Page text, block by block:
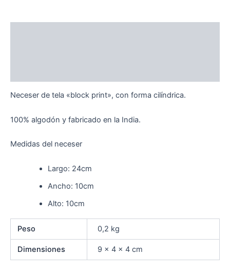
Neceser de tela «block print», con forma cilíndrica.
100% algodón y fabricado en la India.
Medidas del neceser
Largo: 24cm
Ancho: 10cm
Alto: 10cm
Peso 0,2 kg
Dimensiones 9 × 4 × 4 cm